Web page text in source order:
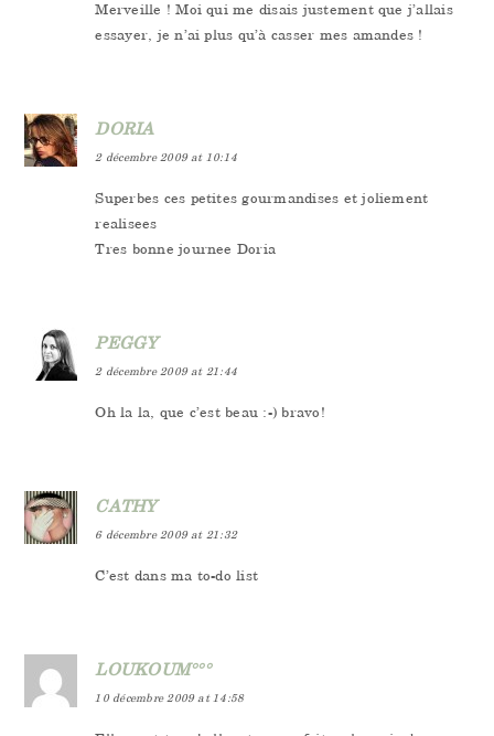
Merveille ! Moi qui me disais justement que j’allais
essayer, je n’ai plus qu’à casser mes amandes !
DORIA
2 décembre 2009 at 10:14
Superbes ces petites gourmandises et joliement
realisees
Tres bonne journee Doria
PEGGY
2 décembre 2009 at 21:44
Oh la la, que c’est beau :-) bravo!
CATHY
6 décembre 2009 at 21:32
C’est dans ma to-do list
LOUKOUM°°°
10 décembre 2009 at 14:58